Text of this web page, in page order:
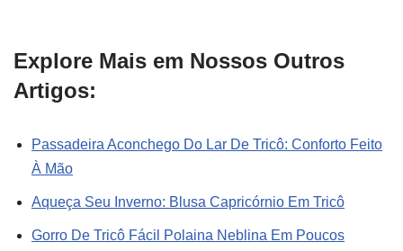
Explore Mais em Nossos Outros
Artigos:
Passadeira Aconchego Do Lar De Tricô: Conforto Feito
À Mão
Aqueça Seu Inverno: Blusa Capricórnio Em Tricô
Gorro De Tricô Fácil Polaina Neblina Em Poucos